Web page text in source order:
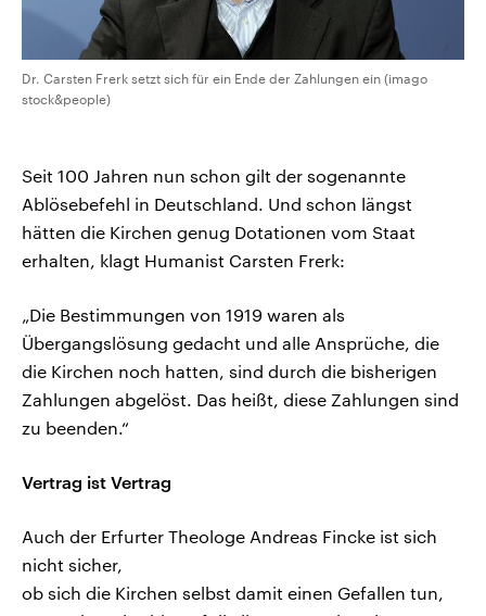
Dr. Carsten Frerk setzt sich für ein Ende der Zahlungen ein (imago
stock&people)
Seit 100 Jahren nun schon gilt der sogenannte
Ablösebefehl in Deutschland. Und schon längst
hätten die Kirchen genug Dotationen vom Staat
erhalten, klagt Humanist Carsten Frerk:
„Die Bestimmungen von 1919 waren als
Übergangslösung gedacht und alle Ansprüche, die
die Kirchen noch hatten, sind durch die bisherigen
Zahlungen abgelöst. Das heißt, diese Zahlungen sind
zu beenden.“
Vertrag ist Vertrag
Auch der Erfurter Theologe Andreas Fincke ist sich
nicht sicher,
ob sich die Kirchen selbst damit einen Gefallen tun,